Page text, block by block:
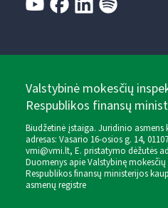
Valstybinė mokesčių
Respublikos finansų
Biudžetinė įstaiga. Juridinio asmens
adresas: Vasario 16-osios g. 14,
vmi@vmi.lt, E. pristatymo dėžutės
Duomenys apie Valstybinę
Respublikos finansų ministerijos
asmenų registre